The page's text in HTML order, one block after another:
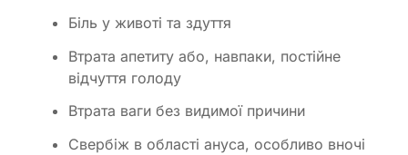
Біль у животі та здуття
Втрата апетиту або, навпаки, постійне
відчуття голоду
Втрата ваги без видимої причини
Свербіж в області ануса, особливо вночі